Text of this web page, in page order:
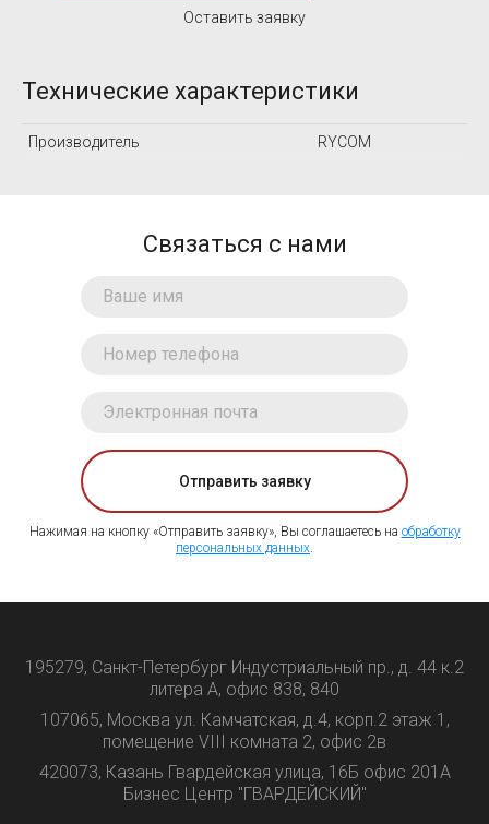
Оставить заявку
Технические характеристики
Производитель RYCOM
Связаться с нами
Отправить заявку
Нажимая на кнопку «Отправить заявку», Вы соглашаетесь на обработку
персональных данных.
195279, Санкт-Петербург Индустриальный пр., д. 44 к.2
литера А, офис 838, 840
107065, Москва ул. Камчатская, д.4, корп.2 этаж 1,
помещение VIII комната 2, офис 2в
420073, Казань Гвардейская улица, 16Б офис 201А
Бизнес Центр "ГВАРДЕЙСКИЙ"